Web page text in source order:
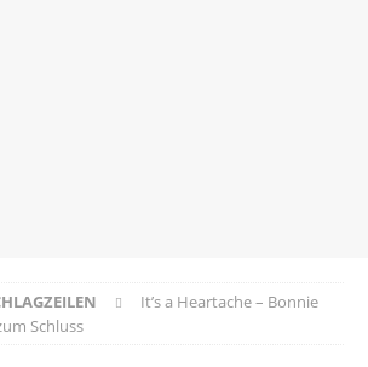
It’s a Heartache – Bonnie
Schluss